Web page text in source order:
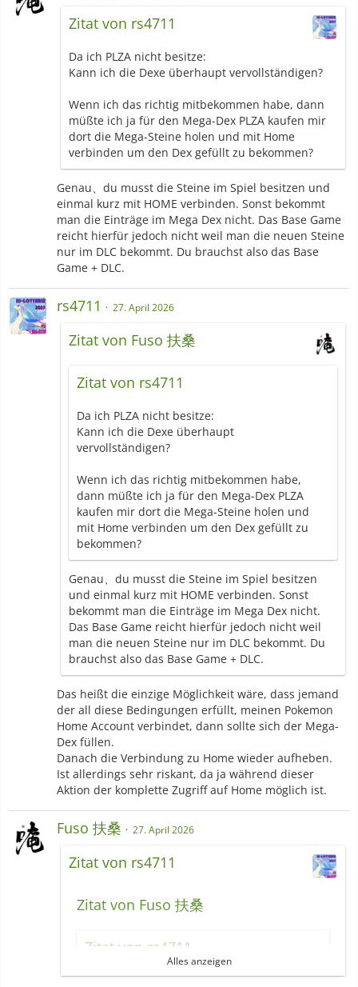
Zitat von rs4711
Da ich PLZA nicht besitze:
Kann ich die Dexe überhaupt vervollständigen?
Wenn ich das richtig mitbekommen habe, dann
müßte ich ja für den Mega-Dex PLZA kaufen mir
dort die Mega-Steine holen und mit Home
verbinden um den Dex gefüllt zu bekommen?
Genau、du musst die Steine im Spiel besitzen und
einmal kurz mit HOME verbinden. Sonst bekommt
man die Einträge im Mega Dex nicht. Das Base Game
reicht hierfür jedoch nicht weil man die neuen Steine
nur im DLC bekommt. Du brauchst also das Base
Game + DLC.
rs4711 27. April 2026
Zitat von Fuso 扶桑
Zitat von rs4711
Da ich PLZA nicht besitze:
Kann ich die Dexe überhaupt
vervollständigen?
Wenn ich das richtig mitbekommen habe,
dann müßte ich ja für den Mega-Dex PLZA
kaufen mir dort die Mega-Steine holen und
mit Home verbinden um den Dex gefüllt zu
bekommen?
Genau、du musst die Steine im Spiel besitzen
und einmal kurz mit HOME verbinden. Sonst
bekommt man die Einträge im Mega Dex nicht.
Das Base Game reicht hierfür jedoch nicht weil
man die neuen Steine nur im DLC bekommt. Du
brauchst also das Base Game + DLC.
Das heißt die einzige Möglichkeit wäre, dass jemand
der all diese Bedingungen erfüllt, meinen Pokemon
Home Account verbindet, dann sollte sich der Mega-
Dex füllen.
Danach die Verbindung zu Home wieder aufheben.
Ist allerdings sehr riskant, da ja während dieser
Aktion der komplette Zugriff auf Home möglich ist.
Fuso 扶桑 27. April 2026
Zitat von rs4711
Zitat von Fuso 扶桑
Zitat von rs4711
Da ich PLZA nicht besitze:
Alles anzeigen